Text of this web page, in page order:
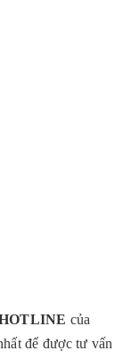
của
để được tư vấn